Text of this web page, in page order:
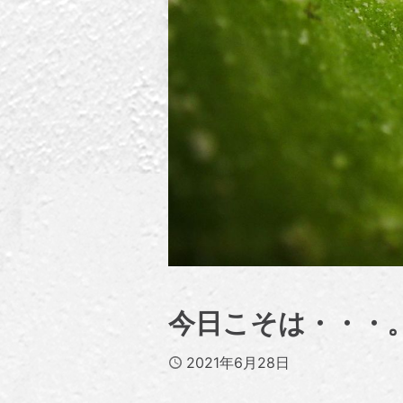
今日こそは・・・
Published
2021年6月28日